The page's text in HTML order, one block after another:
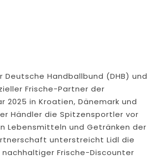
Handballbund (DHB) und
Frische-Partner der
2025 in Kroatien, Dänemark und
Händler die Spitzensportler vor
Lebensmitteln und Getränken der
unterstreicht Lidl die
nachhaltiger Frische-Discounter